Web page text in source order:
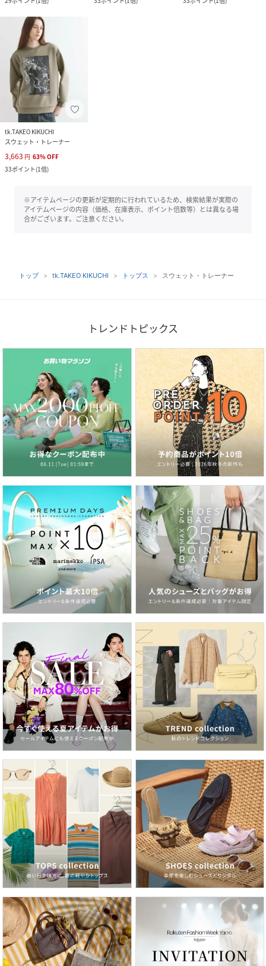
tk.TAKEO KIKUCHI
スウェット・トレーナー
3,663 円 63%OFF
33ポイント(1倍)
※アイテムページの更新が定期的に行われているため、検索結果が実際の
アイテムページの内容（価格、在庫表示、ポイント倍数等）とは異なる場
合がございます。ご注意ください。
トップ tk.TAKEO KIKUCHI トップス スウェット・トレーナー
トレンドトピックス